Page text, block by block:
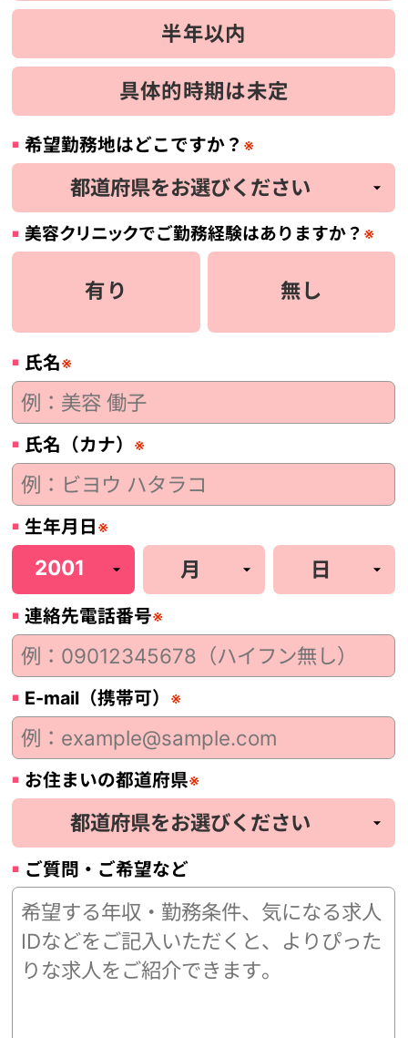
半年以内
具体的時期は未定
希望勤務地はどこですか？ ※
美容クリニックでご勤務経験はありますか？ ※
有り 無し
氏名※
氏名（カナ） ※
生年月日※
連絡先電話番号※
E-mail（携帯可） ※
お住まいの都道府県※
ご質問・ご希望など